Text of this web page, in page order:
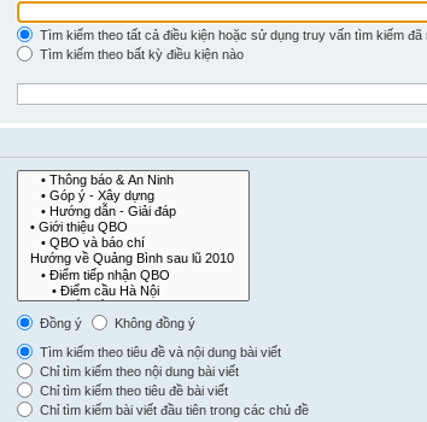
Tìm kiếm theo tất cả điều kiện hoặc sử dụng truy vấn tìm kiếm đã
Tìm kiếm theo bất kỳ điều kiện nào
Đồng ý
Không đồng ý
Tìm kiếm theo tiêu đề và nội dung bài viết
Chỉ tìm kiếm theo nội dung bài viết
Chỉ tìm kiếm theo tiêu đề bài viết
Chỉ tìm kiếm bài viết đầu tiên trong các chủ đề